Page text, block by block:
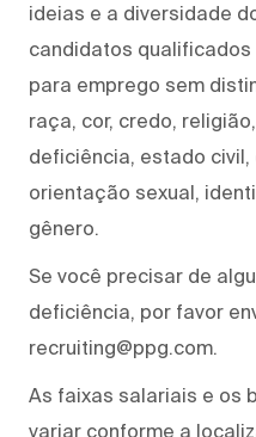
ideias e a diversidade
candidatos
para emprego sem
raça, cor, credo,
deficiência, estado
orientação sexual,
gênero.
Se você precisar de
deficiência, por favor
recruiting@ppg.com.
As faixas salariais e os
variar conforme a